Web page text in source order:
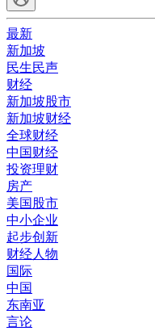
最新
新加坡
民生民声
财经
新加坡股市
新加坡财经
全球财经
中国财经
投资理财
房产
美国股市
中小企业
起步创新
财经人物
国际
中国
东南亚
言论